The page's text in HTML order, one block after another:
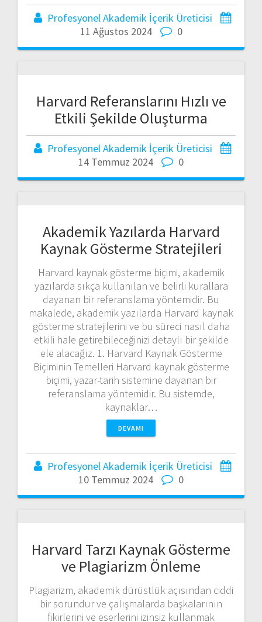
Profesyonel Akademik İçerik Üreticisi
11 Ağustos 2024
0
Harvard Referanslarını Hızlı ve
Etkili Şekilde Oluşturma
Profesyonel Akademik İçerik Üreticisi
14 Temmuz 2024
0
Akademik Yazılarda Harvard
Kaynak Gösterme Stratejileri
Harvard kaynak gösterme biçimi, akademik
yazılarda sıkça kullanılan ve belirli kurallara
dayanan bir referanslama yöntemidir. Bu
makalede, akademik yazılarda Harvard kaynak
gösterme stratejilerini ve bu süreci nasıl daha
etkili hale getirebileceğinizi detaylı bir şekilde
ele alacağız. 1. Harvard Kaynak Gösterme
Biçiminin Temelleri Harvard kaynak gösterme
biçimi, yazar-tarih sistemine dayanan bir
referanslama yöntemidir. Bu sistemde,
kaynaklar…
DEVAMI
Profesyonel Akademik İçerik Üreticisi
10 Temmuz 2024
0
Harvard Tarzı Kaynak Gösterme
ve Plagiarizm Önleme
Plagiarizm, akademik dürüstlük açısından ciddi
bir sorundur ve çalışmalarda başkalarının
fikirlerini ve eserlerini izinsiz kullanmak